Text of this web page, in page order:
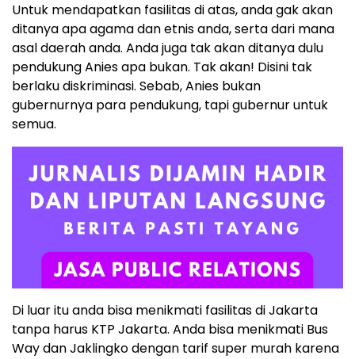
Untuk mendapatkan fasilitas di atas, anda gak akan
ditanya apa agama dan etnis anda, serta dari mana
asal daerah anda. Anda juga tak akan ditanya dulu
pendukung Anies apa bukan. Tak akan! Disini tak
berlaku diskriminasi. Sebab, Anies bukan
gubernurnya para pendukung, tapi gubernur untuk
semua.
Di luar itu anda bisa menikmati fasilitas di Jakarta
tanpa harus KTP Jakarta. Anda bisa menikmati Bus
Way dan Jaklingko dengan tarif super murah karena